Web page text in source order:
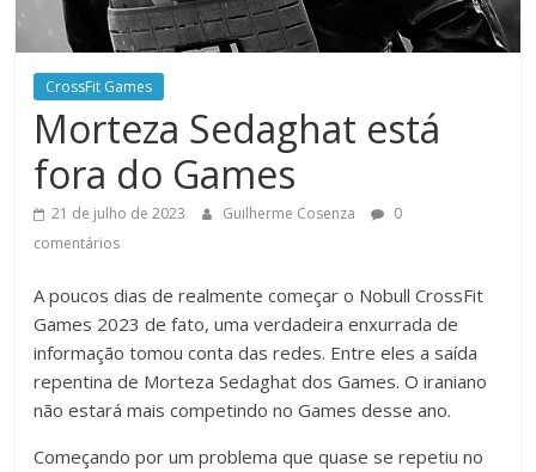
CrossFit Games
Morteza Sedaghat está
fora do Games
21 de julho de 2023 Guilherme Cosenza
0
comentários
A poucos dias de realmente começar o Nobull CrossFit
Games 2023 de fato, uma verdadeira enxurrada de
informação tomou conta das redes. Entre eles a saída
repentina de Morteza Sedaghat dos Games. O iraniano
não estará mais competindo no Games desse ano.
Começando por um problema que quase se repetiu no